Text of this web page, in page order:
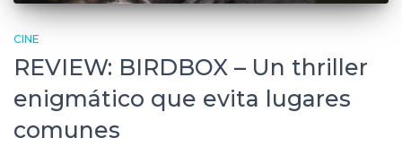
CINE
REVIEW: BIRDBOX – Un thriller
enigmático que evita lugares
comunes